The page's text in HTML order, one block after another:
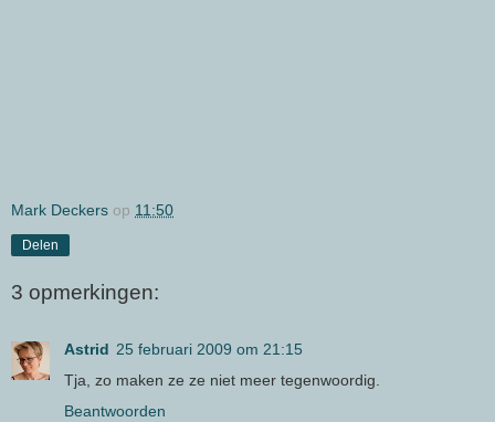
Mark Deckers op 11:50
Delen
3 opmerkingen:
Astrid 25 februari 2009 om 21:15
Tja, zo maken ze ze niet meer tegenwoordig.
Beantwoorden